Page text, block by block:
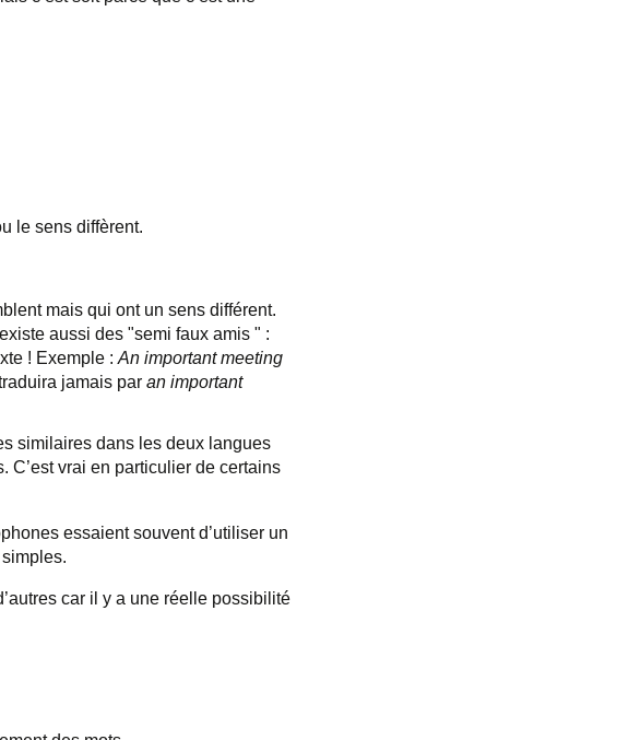
le sens diffèrent.
mais qui ont un sens différent.
aussi des "semi faux amis " :
! Exemple : An important meeting
jamais par an important
similaires dans les deux langues
C’est vrai en particulier de certains
essaient souvent d’utiliser un
car il y a une réelle possibilité